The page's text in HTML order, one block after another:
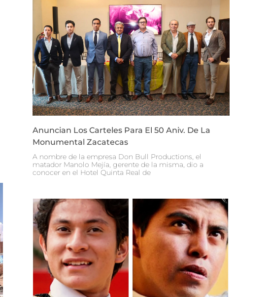
Anuncian Los Carteles Para El 50 Aniv. De La
Monumental Zacatecas
A nombre de la empresa Don Bull Productions, el
matador Manolo Mejía, gerente de la misma, dio a
conocer en el Hotel Quinta Real de